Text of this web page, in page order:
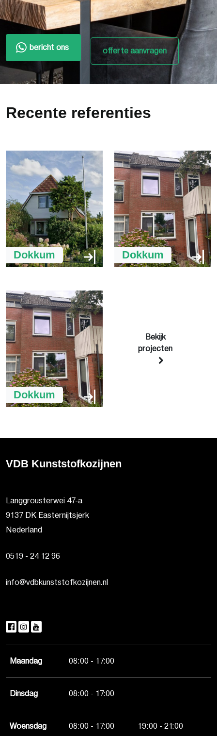
bericht ons offerte aanvragen
Recente referenties
Dokkum Dokkum
Dokkum
Bekijk
projecten
VDB Kunststofkozijnen
Langgrousterwei 47-a
9137 DK Easternijtsjerk
Nederland
0519 - 24 12 96
info@vdbkunststofkozijnen.nl
Maandag 08:00 - 17:00
Dinsdag 08:00 - 17:00
Woensdag 08:00 - 17:00 19:00 - 21:00